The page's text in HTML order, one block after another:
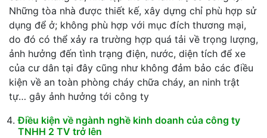
Những tòa nhà được thiết kế, xây dựng chỉ phù hợp sử
dụng để ở; không phù hợp với mục đích thương mại,
do đó có thể xảy ra trường hợp quá tải về trọng lượng,
ảnh hưởng đến tình trạng điện, nước, diện tích để xe
của cư dân tại đây cũng như không đảm bảo các điều
kiện về an toàn phòng cháy chữa cháy, an ninh trật
tự… gây ảnh hưởng tới công ty
Điều kiện về ngành nghề kinh doanh của công ty
TNHH 2 TV trở lên